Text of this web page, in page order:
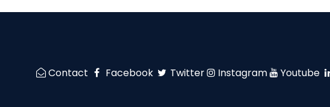
Contact Facebook Twitter Instagram Youtube